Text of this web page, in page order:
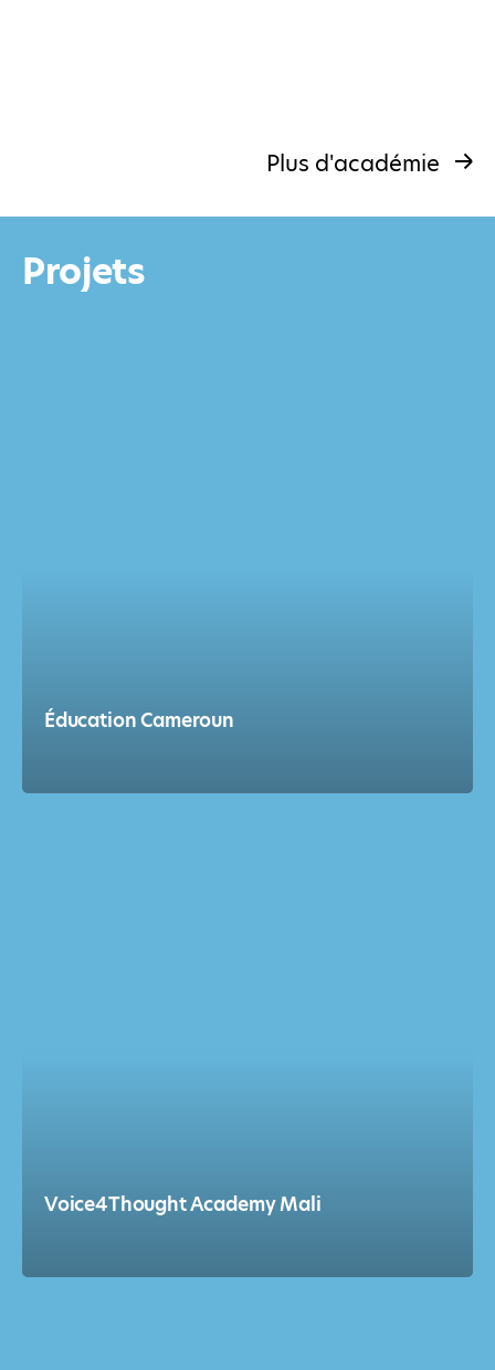
Plus d'académie
Projets
Éducation Cameroun
Voice4Thought Academy Mali